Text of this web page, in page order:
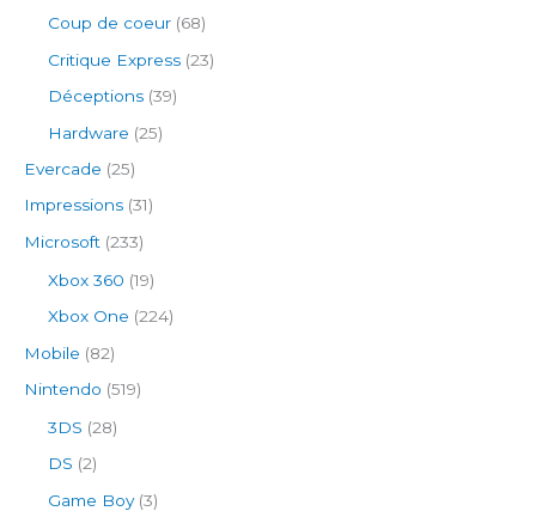
Coup de coeur (68)
Critique Express (23)
Déceptions (39)
Hardware (25)
Evercade (25)
Impressions (31)
Microsoft (233)
Xbox 360 (19)
Xbox One (224)
Mobile (82)
Nintendo (519)
3DS (28)
DS (2)
Game Boy(3)